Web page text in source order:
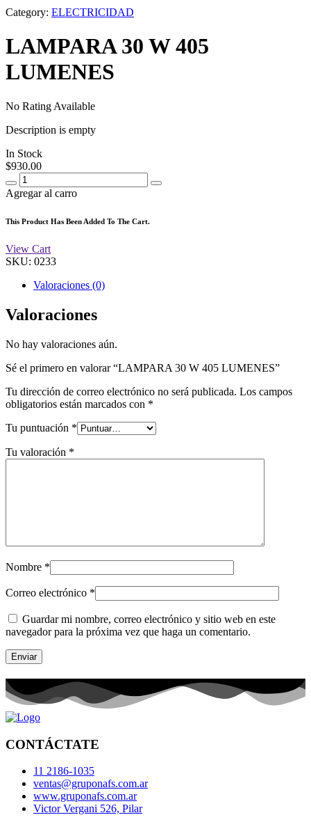
Category: ELECTRICIDAD
LAMPARA 30 W 405
LUMENES
No Rating Available
Description is empty
In Stock
$930.00
Agregar al carro
This Product Has Been Added To The Cart.
View Cart
SKU: 0233
Valoraciones (0)
Valoraciones
No hay valoraciones aún.
Sé el primero en valorar “LAMPARA 30 W 405 LUMENES”
Tu dirección de correo electrónico no será publicada. Los campos
obligatorios están marcados con *
Tu puntuación *
Tu valoración *
Nombre *
Correo electrónico *
Guardar mi nombre, correo electrónico y sitio web en este
navegador para la próxima vez que haga un comentario.
CONTÁCTATE
11 2186-1035
ventas@gruponafs.com.ar
www.gruponafs.com.ar
Victor Vergani 526, Pilar